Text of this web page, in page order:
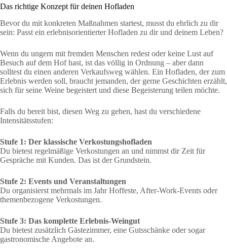
Das richtige Konzept für deinen Hofladen
Bevor du mit konkreten Maßnahmen startest, musst du ehrlich zu dir
sein: Passt ein erlebnisorientierter Hofladen zu dir und deinem Leben?
Wenn du ungern mit fremden Menschen redest oder keine Lust auf
Besuch auf dem Hof hast, ist das völlig in Ordnung – aber dann
solltest du einen anderen Verkaufsweg wählen. Ein Hofladen, der zum
Erlebnis werden soll, braucht jemanden, der gerne Geschichten erzählt,
sich für seine Weine begeistert und diese Begeisterung teilen möchte.
Falls du bereit bist, diesen Weg zu gehen, hast du verschiedene
Intensitätsstufen:
Stufe 1: Der klassische Verkostungshofladen
Du bietest regelmäßige Verkostungen an und nimmst dir Zeit für
Gespräche mit Kunden. Das ist der Grundstein.
Stufe 2: Events und Veranstaltungen
Du organisierst mehrmals im Jahr Hoffeste, After-Work-Events oder
themenbezogene Verkostungen.
Stufe 3: Das komplette Erlebnis-Weingut
Du bietest zusätzlich Gästezimmer, eine Gutsschänke oder sogar
gastronomische Angebote an.